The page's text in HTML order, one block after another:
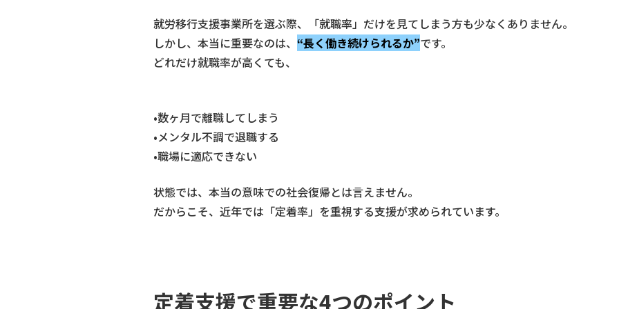
就労移行支援事業所を選ぶ際、「就職率」だけを見てしまう方も少なくありません。
しかし、本当に重要なのは、 “長く働き続けられるか”です。
どれだけ就職率が高くても、
•数ヶ月で離職してしまう
•メンタル不調で退職する
•職場に適応できない
状態では、本当の意味での社会復帰とは言えません。
だからこそ、近年では「定着率」を重視する支援が求められています。
定着支援で重要な4つのポイント